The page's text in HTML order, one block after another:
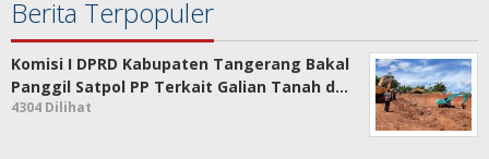
Berita Terpopuler
Komisi I DPRD Kabupaten Tangerang Bakal
Panggil Satpol PP Terkait Galian Tanah d…
4304 Dilihat